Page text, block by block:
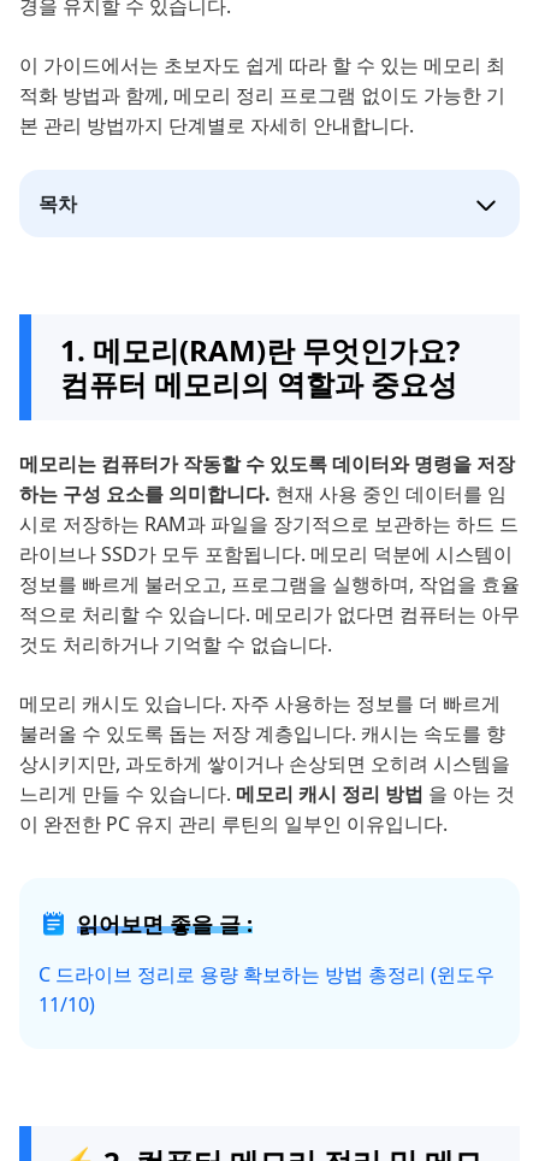
경을 유지할 수 있습니다.
이 가이드에서는 초보자도 쉽게 따라 할 수 있는 메모리 최
적화 방법과 함께, 메모리 정리 프로그램 없이도 가능한 기
본 관리 방법까지 단계별로 자세히 안내합니다.
목차
1. 메모리(RAM)란 무엇인가요?
컴퓨터 메모리의 역할과 중요성
메모리는 컴퓨터가 작동할 수 있도록 데이터와 명령을 저장
하는 구성 요소를 의미합니다. 현재 사용 중인 데이터를 임
시로 저장하는 RAM과 파일을 장기적으로 보관하는 하드 드
라이브나 SSD가 모두 포함됩니다. 메모리 덕분에 시스템이
정보를 빠르게 불러오고, 프로그램을 실행하며, 작업을 효율
적으로 처리할 수 있습니다. 메모리가 없다면 컴퓨터는 아무
것도 처리하거나 기억할 수 없습니다.
메모리 캐시도 있습니다. 자주 사용하는 정보를 더 빠르게
불러올 수 있도록 돕는 저장 계층입니다. 캐시는 속도를 향
상시키지만, 과도하게 쌓이거나 손상되면 오히려 시스템을
느리게 만들 수 있습니다. 메모리 캐시 정리 방법 을 아는 것
이 완전한 PC 유지 관리 루틴의 일부인 이유입니다.
읽어보면 좋을 글 :
C 드라이브 정리로 용량 확보하는 방법 총정리 (윈도우
11/10)